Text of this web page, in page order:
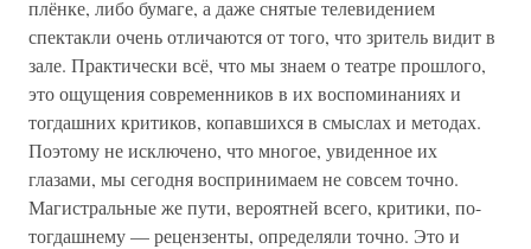
плёнке, либо бумаге, а даже снятые телевидением
спектакли очень отличаются от того, что зритель видит в
зале. Практически всё, что мы знаем о театре прошлого,
это ощущения современников в их воспоминаниях и
тогдашних критиков, копавшихся в смыслах и методах.
Поэтому не исключено, что многое, увиденное их
глазами, мы сегодня воспринимаем не совсем точно.
Магистральные же пути, вероятней всего, критики, по-
тогдашнему — рецензенты, определяли точно. Это и